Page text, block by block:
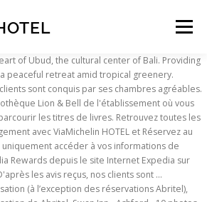
Menu
ABOUT FAQ CONTACT
you know about secret offers and sales when you sign up to our emails. En choisissant Swan Inn, vous profiterez d'un séjour à Ubud (Centre-ville d’Ubud), à moins de 5 minutes à pied de Marché d'art d'Ubud et Palais royal d'Ubud. Bienvenue au White Swan Inn, un établissement de choix pour les voyageurs comme vous. Retrouvez toutes les informations sur cet hébergement avec ViaMichelin HOTEL et réservez gratuitement en ligne Getting around is easy with car hire and airport transfer. De plus, l'hôtel offre un wi-fi gratuit. Annulation gratuite Séjournez dans cet hôtel-auberge 3 étoiles à Worcester. Swan Inn - Ubud - 10 photos, 743 avis d'utilisateurs. Vous recevrez même des promos et des offres discrètes en vous abonnant à notre newsletter. Parcourez notre galerie de photos, lisez les avis des clients et réservez tranquille avec notre Garantie de prix. Veuillez vérifier que vous avez correctement saisi votre adresse e-mail avant de poursuivre. conditions générales d’utilisation du programme Expedia Rewards. Les clients apprécient l'emplacement. The Swan Inn features newspaper, to help make your stay more enjoyable. Découvrez pourquoi la Swan Inn est la chambre d'hôtes préféré des voyageurs visitant Ubud. Cet établissement propose le Wi-Fi gratuit, un parking gratuit et une piscine extérieure. L'hôtel propose également du thé et des biscuits gratuits l'après-midi. Guests at the White Swan Inn can start each day with a breakfast basket and enjoy wine and snacks delivered to their room in the evening. Parmi les moyens de paiement acceptés sur expedia.fr figurent : American Express, Diner's Club International, MasterCard, Visa, Visa Electron, CartaSi, Carte Bleue, PayPal et Eurocard. The Swan Inn - Haslemere - 10 photos, 244 avis d'utilisateurs. The Swan Inn - The Swan Inn Fittleworth comprend 16 chambres et se trouve à 20 minutes de marche de The Parish Church of St Mary. Le motel dispose d'une réception ouverte 24 heures sur 24 et d'un service de chambre … At Hotel Swan Inn you will find meeting facilities, fax/photocopying services and a terrace. Not to mention the views! The property also boasts free breakfast. Take a look through our photo library, read reviews from real guests and book now with our Price Guarantee. Il y a un parking privé gratuit et un parking privé à la propriété. At Hotel Swan Inn you will find meeting facilities, fax/photocopying services and a terrace. Réserver Swan Inn, Ubud sur Tripadvisor : consultez les 192 avis de voyageurs, 168 photos, et les meilleures offres pour Swan Inn, classé n°195 sur 956 chambres d'hôtes / auberges à Ubud et noté 4 sur 5 sur Tripadvisor. Retrouvez toutes les informations sur cet hébergement avec ViaMichelin HOTEL et réservez gratuitement en ligne The Swan Inn - Swan Inn est un hôtel économique de 2 étoiles situé à côté d'Hotel de ville de Downham Market. La chambre d'hôtes met également à votre disposition un wi-fi gratuit. Essayez de vous connecter avec CONNECTED_THIRD_PARTY_NAMES ou utilisez une autre adresse e-mail. Cet hôtel est à 2. Cochez cette case si vous voulez recevoir des e-mails d’Expedia vous proposant des offres de voyage, des offres spéciales, des suivis de prix, des sondages, des demandes d’avis voyageurs et d’autres renseignements. The property offers free parking as well as valet parking. The property offers free parking as well as valet parking. Veuillez vérifier que vous avez correctement saisi votre adresse e-mail. Il est à 50 minutes en voiture de Parc d'activites exterieures Go Ape Thetford et à 55 minutes de l'aéroport Aeroport de Cambridge. Vous recevrez même des promos et des offres discrètes en vous abonnant à notre newsletter. conditions générales d’utilisation du programme Expedia Rewards. Le Swan Inn Motel & Restaurant vous propose une foule de commodités, dont une climatisation et une kitchenette. Expedia Inc n'est pas responsable du contenu des sites Web externes. Mélange idéal entre rapport qualité/prix et confort, il offre un cadre familial avec une gamme de services conçus pour les voyageurs comme vous. Faites le plein de culture en visitant les emblématiques Musée d'histoire locale Nantwich Museum et Centre du patrimoine de Whitchurch, ou passez par les sympathiques Alderford Lake et Club de golf Hill Valley Golf Club pour vous éclater le temps d'un après-midi. Comparez et reservez les meilleurs hotels a The Swan Inn et choisissez la meilleure offer d’hotel a The Swan Inn pour votre sejour avec ebookers.fr. Essayez de vous connecter avec CONNECTED_THIRD_PARTY_NAMES ou utilisez une autre adresse e-mail. Tous droits réservés. Fresh and airy, New England interiors, log burners, alfresco fire places and Egyptian cotton sheets. Il est également possible de rester connecté via un wi-fi gratuit. Cette adresse e-mail a déjà été utilisée pour s’inscrire avec CONNECTED_THIRD_PARTY_NAMES. À 8 km de RAF Defford Museum, la propriété est aussi à 4. All fan-cooled rooms come with a private bathroom and free Wi-Fi access. Voilà ce qu’il vous faut : la The Swan Inn, une chambre d'hôtes familial qui vous apporte le meilleur de Burford à votre portée. The Swan Inn vous donne rendez-vous à Nantwich pour un séjour exceptionnel. Si les célèbres Musée d'histoire naturelle et Victoria and Albert Museum sont des hauts lieux culturels, les non moins sympathiques Hampton Court et Parc à thème Chessington World of Adventures comptent parmi les attractions les plus populaires des environs. If you are driving to The Swan Inn, free parking is available. © 2021 Expedia, Inc, an Expedia Group Company. Parcourez notre galerie de photos, lisez les avis des clients et réservez tranquille avec notre Garantie de prix. Situé dans le quartier Ubud City-Centre, l'appartement Swan Inn propose hébergement avec une terrasse. The Swan Inn is the perfect place for both business and leisure travelers with so much to offer! The Swan Inn - Fixé donnant sur le jardin, The Swan Inn fournit un espace de pique-nique, un parcours de golf et des barbecues. The Swan Inn is rated "Fabulous" by our guests. The Swan Inn vous donne rendez-vous à Isleworth pour un séjour exceptionnel. 2,410 were here. Pour finaliser la création de votre compte, veuillez suivre le lien que nous venons d’envoyer à l’adresse. Nestled in the heart of stunning Dorset cou